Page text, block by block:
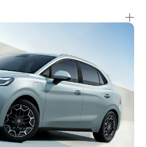
sich über physische Tasten
während der Fahrt.